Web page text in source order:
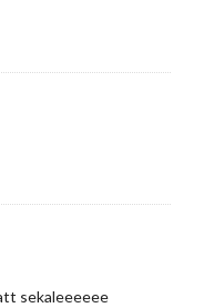
sekaleeeeee